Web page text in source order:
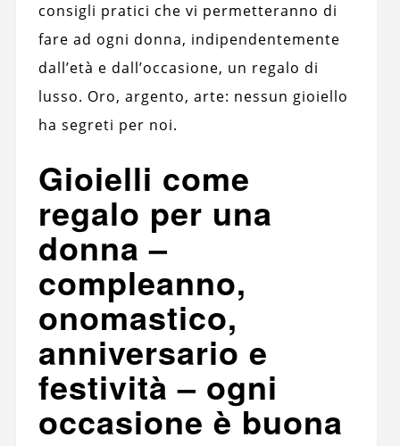
consigli pratici che vi permetteranno di
fare ad ogni donna, indipendentemente
dall’età e dall’occasione, un regalo di
lusso. Oro, argento, arte: nessun gioiello
ha segreti per noi.
Gioielli come
regalo per una
donna –
compleanno,
onomastico,
anniversario e
festività – ogni
occasione è buona